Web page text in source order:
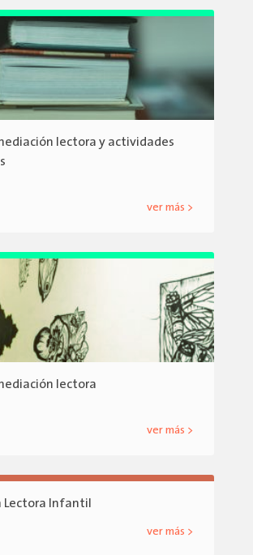
lectora y actividades
ver más >
lectora
ver más >
Lectora Infantil
ver más >